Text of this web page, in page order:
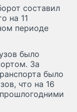
составил
на 11
периоде
было
За
было
что на 16